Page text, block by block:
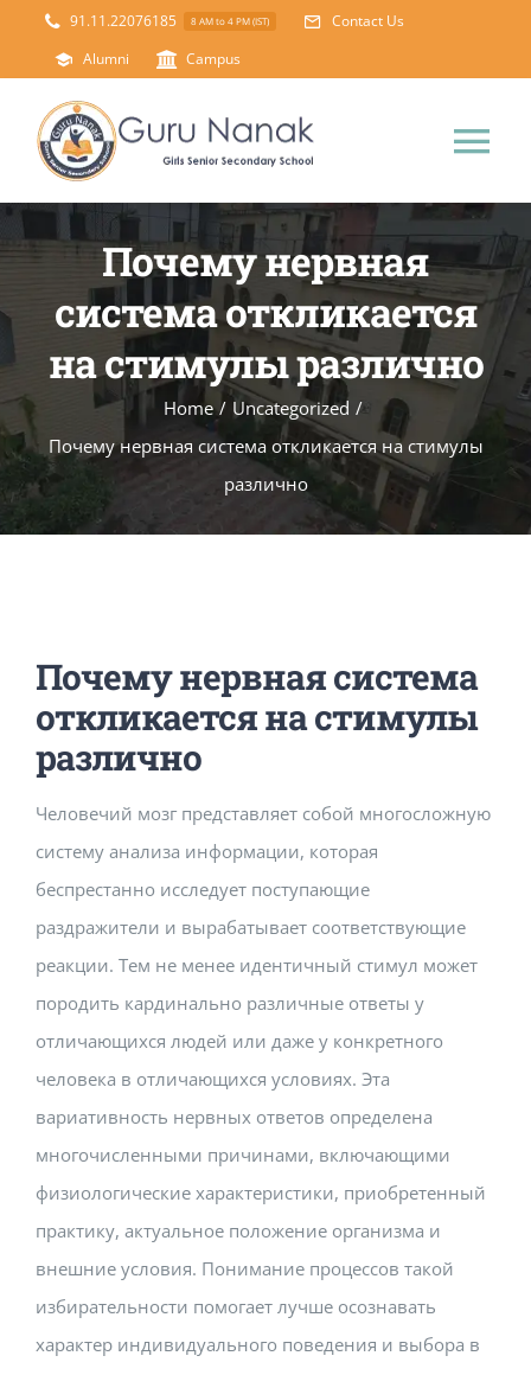
91.11.22076185 8 AM to 4 PM (IST)
Contact Us
Alumni
Campus
Home
About Us
Principal’s Desk
Academics
Science Lab
Home Science Lab
Library
Computer Lab
Mandatory Disclosure
Fee Structure
Annual Calendar
Last Three Year Result
SMC Members
PTA Members
Recognition Certificate
Land Certificate
Fire Safety
Water Health Certificate
Building Safety Certificate
Mandatory Disclosure pdf
Почему нервная
система откликается
на стимулы различно
Home / Uncategorized /
Почему нервная система откликается на стимулы
различно
Почему нервная система
откликается на стимулы
различно
Человечий мозг представляет собой многосложную
систему анализа информации, которая
беспрестанно исследует поступающие
раздражители и вырабатывает соответствующие
реакции. Тем не менее идентичный стимул может
породить кардинально различные ответы у
отличающихся людей или даже у конкретного
человека в отличающихся условиях. Эта
вариативность нервных ответов определена
многочисленными причинами, включающими
физиологические характеристики, приобретенный
практику, актуальное положение организма и
внешние условия. Понимание процессов такой
избирательности помогает лучше осознавать
характер индивидуального поведения и выбора в